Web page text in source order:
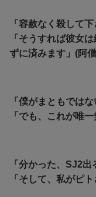
「容赦なく殺して下
「そうすれば彼女
ずに済みます」(阿
「僕がまともでは
「でも、これが唯
「分かった、SJ2出
「そして、私がピ